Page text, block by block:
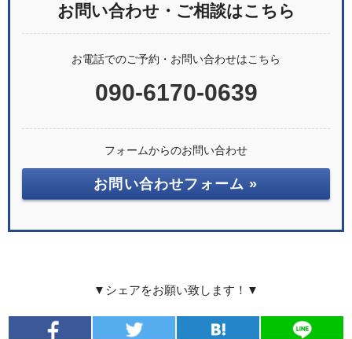
お問い合わせ・ご相談はこちら
お電話でのご予約・お問い合わせはこちら
090-6170-0639
フォームからのお問い合わせ
お問い合わせフォーム »
▼シェアをお願い致します！▼